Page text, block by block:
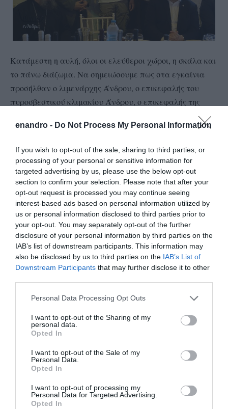
enandro - Do Not Process My Personal Information
If you wish to opt-out of the sale, sharing to third parties, or
processing of your personal or sensitive information for
targeted advertising by us, please use the below opt-out
section to confirm your selection. Please note that after your
opt-out request is processed you may continue seeing
interest-based ads based on personal information utilized by
us or personal information disclosed to third parties prior to
your opt-out. You may separately opt-out of the further
disclosure of your personal information by third parties on the
IAB’s list of downstream participants. This information may
also be disclosed by us to third parties on the IAB’s List of
Downstream Participants that may further disclose it to other
Please note that this website/app uses one or more Google
not limited to your visit or usage behaviour. You may click to
grant or deny consent to Google and its third-party tags to
use your data for below specified purposes in below Google
consent section.
Personal Data Processing Opt Outs
I want to opt-out of the Sharing of my
personal data.
Opted In
I want to opt-out of the Sale of my
Personal Data.
Opted In
I want to opt-out of processing my
Personal Data for Targeted Advertising.
Opted In
Κατάμεστη η αυλή, όλοι οι ελεύθεροι χώροι, η σκάλα και
το πάνω διάζωμα. Να σημειώσουμε πως στα εγκαίνια
προσήλθαν ο λιμενάρχης Άνδρου, ο επικεφαλής του
πυροσβεστικού κλιμακίου Άνδρου, ο επικεφαλής της
Εθνοφρουράς του νησιού και αρκετοί σύμβουλοι της
συμπολίτευσης και της αντιπολίτευσης. Δεν
Την εκδήλωση χαιρέτισε και ο Άγγελος Συρίγος
αρχιεπίσκοπο Αλβανίας, τον Ιωάννη, ο οποίος του είπε
πως ο αποδημήσας εις Κύριον Αναστάσιος ήταν αυτός
που έκτισε από την αρχή εκκλησιές στην Αλβανία και
τώρα ήταν η ώρα να ξαναφτιάξουν τα μοναστήρια.
απάντησε: “τα μοναστήρια είναι αυτά που
διαφυλάττουν τις μνήμες”. Και κατέληξε ο Συρίγος: